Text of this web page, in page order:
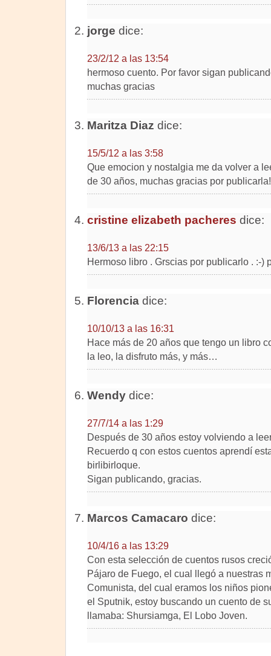
jorge dice:
23/2/12 a las 13:54
hermoso cuento. Por favor sigan
muchas gracias
Maritza Diaz dice:
15/5/12 a las 3:58
Que emocion y nostalgia me da volver a
de 30 años, muchas gracias por publicarla!
cristine elizabeth pacheres dice:
13/6/13 a las 22:15
Hermoso libro . Grscias por publicarlo . :-)
Florenciadice:
10/10/13 a las 16:31
Hace más de 20 años que tengo un libro
la leo, la disfruto más, y más…
Wendydice:
27/7/14 a las 1:29
Después de 30 años estoy volviendo a
Recuerdo q con estos cuentos aprendí
birlibirloque.
Sigan publicando, gracias.
Marcos Camacaro dice:
10/4/16 a las 13:29
Con esta selección de cuentos rusos
Pájaro de Fuego, el cual llegó a nuestras
Comunista, del cual eramos los niños
el Sputnik, estoy buscando un cuento de
llamaba: Shursiamga, El Lobo Joven.